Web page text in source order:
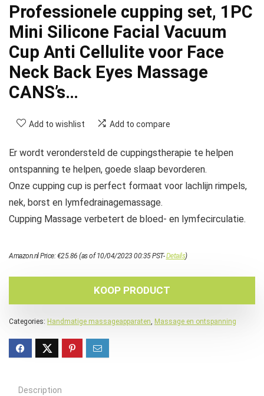
Professionele cupping set, 1PC
Mini Silicone Facial Vacuum
Cup Anti Cellulite voor Face
Neck Back Eyes Massage
CANS’s…
Add to wishlist Add to compare
Er wordt verondersteld de cuppingstherapie te helpen
ontspanning te helpen, goede slaap bevorderen.
Onze cupping cup is perfect formaat voor lachlijn rimpels,
nek, borst en lymfedrainagemassage.
Cupping Massage verbetert de bloed- en lymfecirculatie.
Amazon.nl Price:€25.86 (as of 10/04/2023 00:35 PST-Details)
KOOP PRODUCT
Categories: Handmatige massageapparaten, Massage en ontspanning
Description